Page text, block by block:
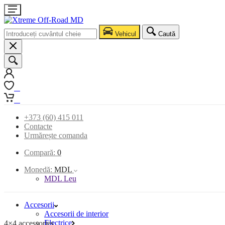
Vehicul Caută
+373 (60) 415 011
Contacte
Urmărește comanda
Compară: 0
Monedă: MDL
MDL Leu
Accesorii
Accesorii de interior
Electrice
4×4 accessories